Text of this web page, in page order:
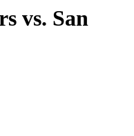
vs. San